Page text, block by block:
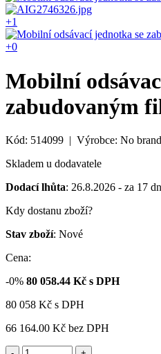
+1
+0
Mobilní
zabudovaným
Kód: 514099 | Výrobce: No brand
Skladem u dodavatele
Dodací lhůta: 26.8.2026 - za 17
Kdy dostanu zboží?
Stav zboží: Nové
Cena:
-0% 80 058.44 Kč s DPH
80 058 Kč s DPH
66 164.00 Kč bez DPH